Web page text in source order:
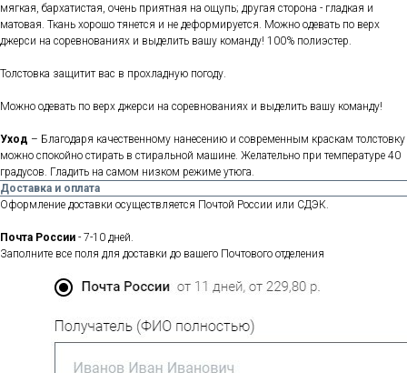
мягкая, бархатистая, очень приятная на ощупь; другая сторона - гладкая и
матовая. Ткань хорошо тянется и не деформируется. Можно одевать по верх
джерси на соревнованиях и выделить вашу команду! 100% полиэстер.
Толстовка защитит вас в прохладную погоду.
Можно одевать по верх джерси на соревнованиях и выделить вашу команду!
Уход – Благодаря качественному нанесению и современным краскам толстовку
можно спокойно стирать в стиральной машине. Желательно при температуре 40
градусов. Гладить на самом низком режиме утюга.
Доставка и оплата
Оформление доставки осуществляется Почтой России или СДЭК.
Почта России - 7-10 дней.
Заполните все поля для доставки до вашего Почтового отделения